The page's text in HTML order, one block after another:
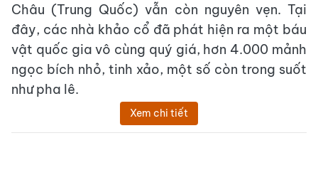
Châu (Trung Quốc) vẫn còn nguyên vẹn. Tại
đây, các nhà khảo cổ đã phát hiện ra một báu
vật quốc gia vô cùng quý giá, hơn 4.000 mảnh
ngọc bích nhỏ, tinh xảo, một số còn trong suốt
như pha lê.
Xem chi tiết